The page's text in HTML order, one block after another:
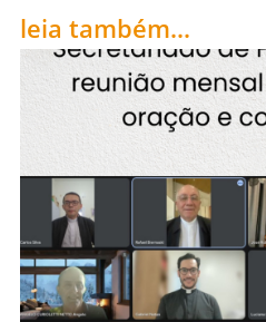
leia também...